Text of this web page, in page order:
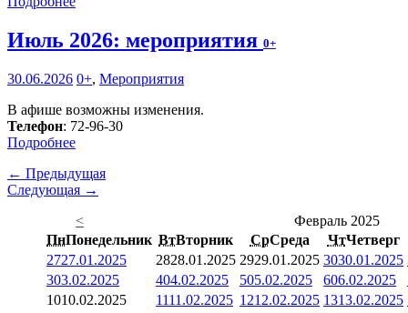
Июль 2026: мероприятия 0+
30.06.2026 0+, Мероприятия
В афише возможны изменения.
Телефон: 72-96-30
Подробнее
← Предыдущая
Следующая →
<
Февраль 2025
ПнПонедельник ВтВторник СрСреда ЧтЧетверг
2727.01.2025 2828.01.2025 2929.01.2025 3030.01.2025
303.02.2025 404.02.2025 505.02.2025 606.02.2025
1010.02.2025 1111.02.2025 1212.02.2025 1313.02.2025